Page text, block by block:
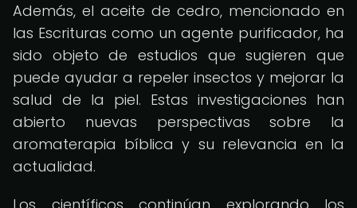
Además, el aceite de cedro, mencionado en
las Escrituras como un agente purificador, ha
sido objeto de estudios que sugieren que
puede ayudar a repeler insectos y mejorar la
salud de la piel. Estas investigaciones han
abierto nuevas perspectivas sobre la
aromaterapia bíblica y su relevancia en la
actualidad.